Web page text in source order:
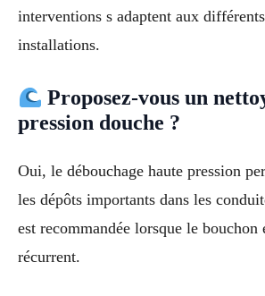
interventions s adaptent aux
installations.
Proposez-vous un
pression douche ?
Oui, le débouchage haute pression
les dépôts importants dans les
est recommandée lorsque le bouchon
récurrent.